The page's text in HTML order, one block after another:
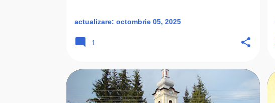
actualizare: octombrie 05, 2025
1
BISERICA ROMANO-CATOLICA COSTIN FLORIN